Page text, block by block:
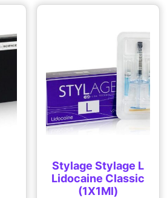
Stylage Stylage L
Lidocaine Classic
(1X1Ml)